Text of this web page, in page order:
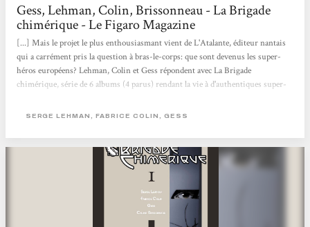
Gess, Lehman, Colin, Brissonneau - La Brigade
chimérique - Le Figaro Magazine
[...] Mais le projet le plus enthousiasmant vient de L'Atalante, éditeur nantais
qui a carrément pris la question à bras-le-corps: que sont devenus les super-
héros européens? Lehman, Colin et Gess répondent avec La Brigade
chimérique, série de 6 albums (4 parus) rendant la vie à d'authentiques super-
passe-muraille, le nyctalope, l'accélérateur, etc. Un travail traité au format
disparition des super-héros...
SERGE LEHMAN, FABRICE COLIN, GESS